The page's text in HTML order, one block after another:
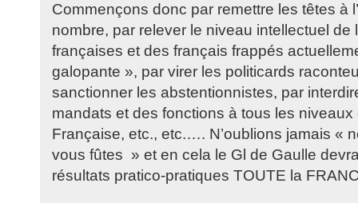
Commençons donc par remettre les têtes à
nombre, par relever le niveau intellectuel de
françaises et des français frappés
galopante », par virer les politicards
sanctionner les abstentionnistes, par
mandats et des fonctions à tous les niveaux
Française, etc., etc.…. N’oublions jamais «
vous fûtes » et en cela le Gl de Gaulle
résultats pratico-pratiques TOUTE la